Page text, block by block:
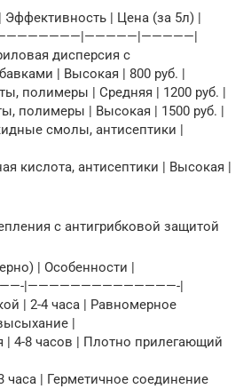
Эффективность | Цена (за 5л) |
дисперсия с
| Высокая | 800 руб. |
полимеры | Средняя | 1200 руб. |
полимеры | Высокая | 1500 руб. |
смолы, антисептики |
кислота, антисептики | Высокая |
с антигрибковой защитой
| Особенности |
|——————————————-|
| 2-4 часа | Равномерное
|
| 4-8 часов | Плотно прилегающий
часа | Герметичное соединение